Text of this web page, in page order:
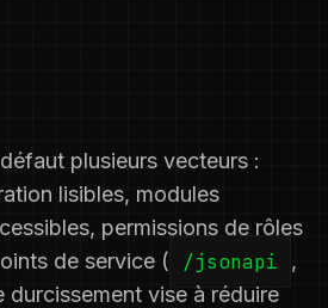
plusieurs vecteurs :
lisibles, modules
permissions de rôles
de service (
/jsonapi ,
durcissement vise à réduire